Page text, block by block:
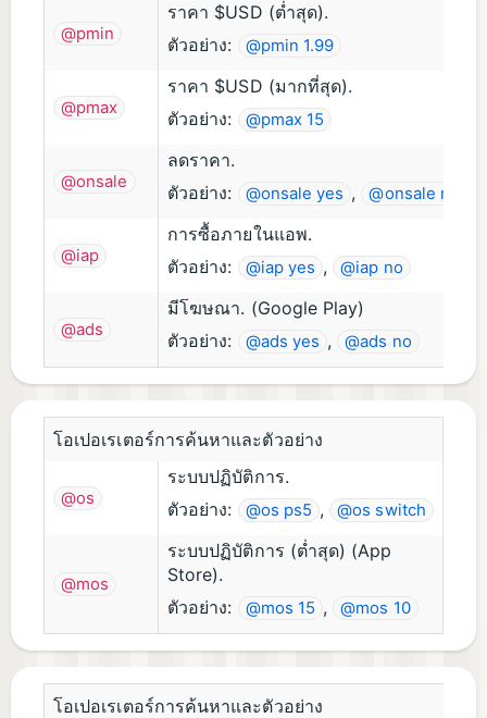
@pmin
ราคา $USD (ต่ำสุด).
ตัวอย่าง:
@pmin 1.99
@pmax
ราคา $USD (มากที่สุด).
ตัวอย่าง:
@pmax 15
@onsale
ลดราคา.
ตัวอย่าง:
@onsale yes , @onsale no
@iap
การซื้อภายในแอพ.
ตัวอย่าง:
@iap yes , @iap no
@ads
มีโฆษณา. (Google Play)
ตัวอย่าง:
@ads yes , @ads no
โอเปอเรเตอร์การค้นหาและตัวอย่าง
@os
ระบบปฏิบัติการ.
ตัวอย่าง:
@os ps5 , @os switch
@mos
ระบบปฏิบัติการ (ต่ำสุด) (App
Store).
ตัวอย่าง:
@mos 15 , @mos 10
โอเปอเรเตอร์การค้นหาและตัวอย่าง